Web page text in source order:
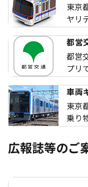
東京
ヤリ
都営
都営
プリ
車両
東京
乗り
広報誌等のご